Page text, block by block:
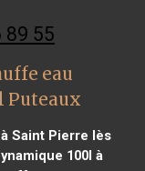
89 55
eau
Puteaux
Saint Pierre lès
100l à